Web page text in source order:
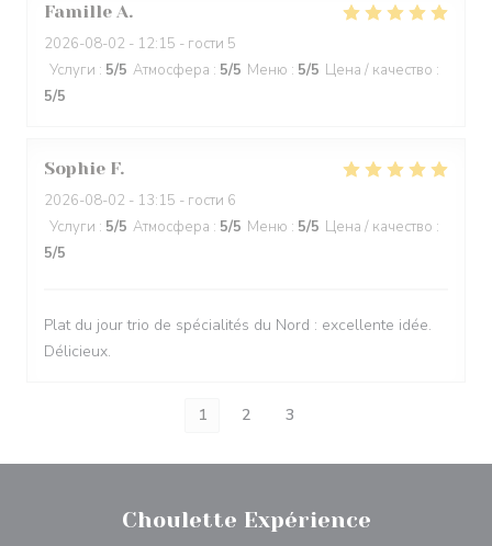
Famille A
2026-08-02 - 12:15 - гости 5
Услуги : 5/5 Атмосфера : 5/5 Меню : 5/5 Цена / качество :
5/5
Sophie F
2026-08-02 - 13:15 - гости 6
Услуги : 5/5 Атмосфера : 5/5 Меню : 5/5 Цена / качество :
5/5
Plat du jour trio de spécialités du Nord : excellente idée.
Délicieux.
1 2 3
Choulette Expérience